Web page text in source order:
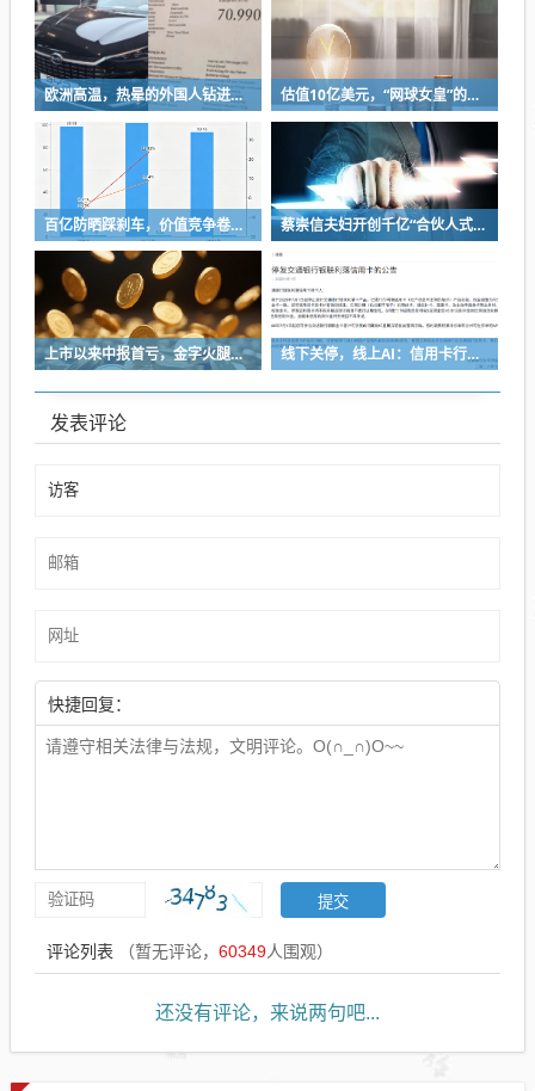
欧洲高温，热晕的外国人钻进中国新能源车里避暑 估值10亿美元，“网球女皇”的咖啡店要IPO了
百亿防晒踩刹车，价值竞争卷到“长寿科学” 蔡崇信夫妇开创千亿“合伙人式”分手
上市以来中报首亏，金字火腿能靠“追光”逆袭吗？ 线下关停，线上AI：信用卡行业的“退与进”
发表评论
快捷回复：
评论列表 （暂无评论， 60349人围观）
还没有评论，来说两句吧...